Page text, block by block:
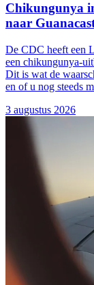
Chikungunya
naar
De CDC heeft een
een chikungunya-
Dit is wat de
en of u nog steeds
3 augustus 2026